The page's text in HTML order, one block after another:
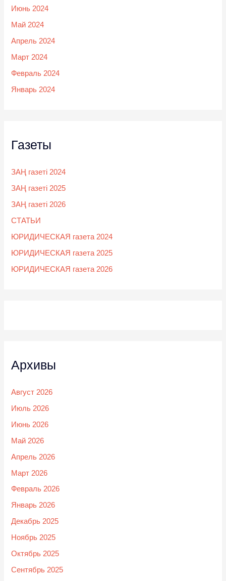
Июнь 2024
Май 2024
Апрель 2024
Март 2024
Февраль 2024
Январь 2024
Газеты
ЗАҢ газеті 2024
ЗАҢ газеті 2025
ЗАҢ газеті 2026
СТАТЬИ
ЮРИДИЧЕСКАЯ газета 2024
ЮРИДИЧЕСКАЯ газета 2025
ЮРИДИЧЕСКАЯ газета 2026
Архивы
Август 2026
Июль 2026
Июнь 2026
Май 2026
Апрель 2026
Март 2026
Февраль 2026
Январь 2026
Декабрь 2025
Ноябрь 2025
Октябрь 2025
Сентябрь 2025